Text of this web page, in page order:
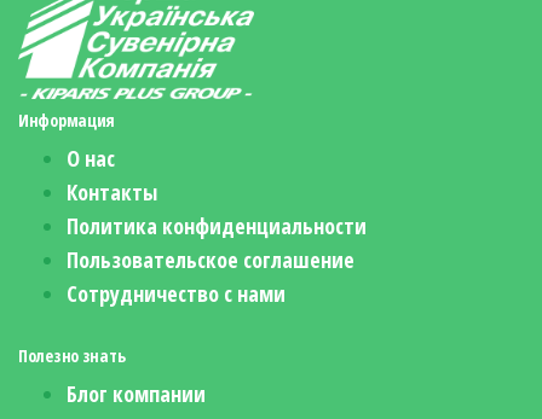
Информация
О нас
Контакты
Политика конфиденциальности
Пользовательское соглашение
Сотрудничество с нами
Полезно знать
Блог компании